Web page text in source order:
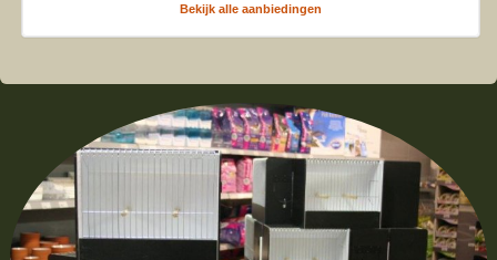
Bekijk alle aanbiedingen